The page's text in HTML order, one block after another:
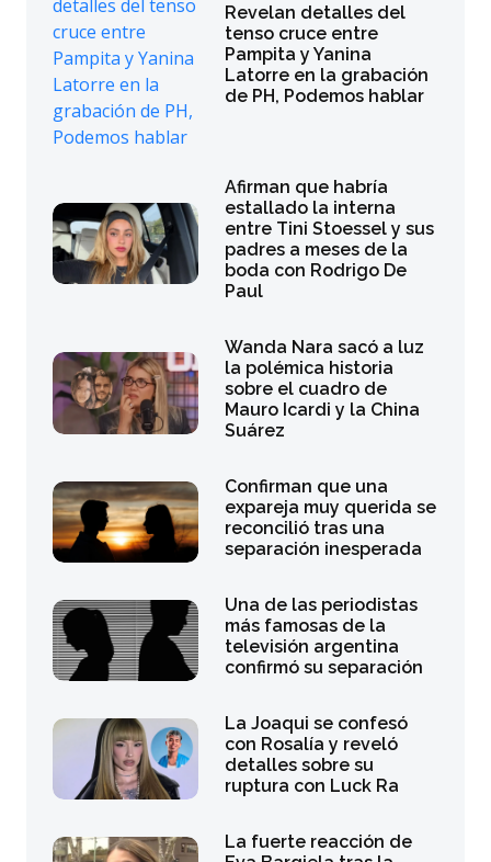
Revelan detalles del
tenso cruce entre
Pampita y Yanina
Latorre en la grabación
de PH, Podemos hablar
Afirman que habría
estallado la interna
entre Tini Stoessel y sus
padres a meses de la
boda con Rodrigo De
Paul
Wanda Nara sacó a luz
la polémica historia
sobre el cuadro de
Mauro Icardi y la China
Suárez
Confirman que una
expareja muy querida se
reconcilió tras una
separación inesperada
Una de las periodistas
más famosas de la
televisión argentina
confirmó su separación
La Joaqui se confesó
con Rosalía y reveló
detalles sobre su
ruptura con Luck Ra
La fuerte reacción de